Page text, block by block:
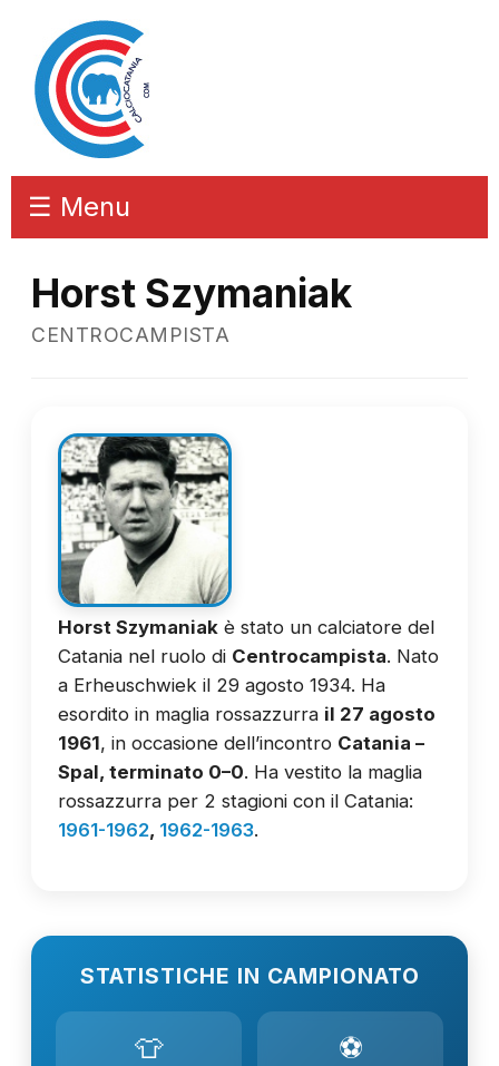
☰ Menu
Horst Szymaniak
CENTROCAMPISTA
Horst Szymaniak è stato un calciatore del
Catania nel ruolo di Centrocampista. Nato
a Erheuschwiek il 29 agosto 1934. Ha
esordito in maglia rossazzurra il 27 agosto
1961, in occasione dell’incontro Catania –
Spal, terminato 0–0. Ha vestito la maglia
rossazzurra per 2 stagioni con il Catania:
1961-1962, 1962-1963.
STATISTICHE IN CAMPIONATO
👕 ⚽